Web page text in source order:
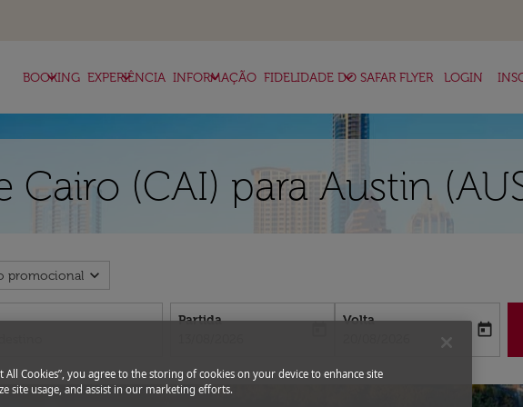
BOOKING
keyboard_arrow_down EXPERIÊNCIA
keyboard_arrow_down INFORMAÇÃO
keyboard_arrow_down FIDELIDADE DO SAFAR FLYER
keyboard_arrow_down LOGIN
Cairo (CAI) para Austin
promocional expand_more
Partida
Volta
fc-booking-return-date-aria-
today
All Cookies”, you agree to the storing of cookies on your device to enhance site
site usage, and assist in our marketing efforts.